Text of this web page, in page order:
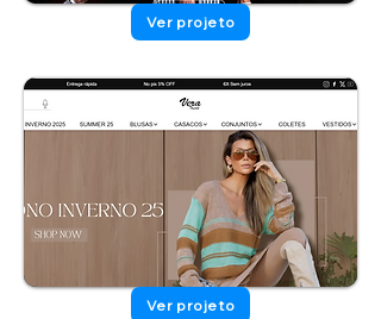
Ver projeto
Ver projeto